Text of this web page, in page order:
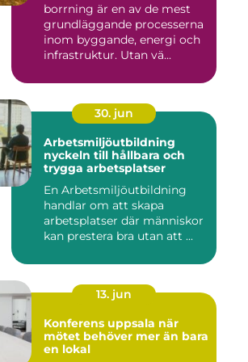
borrning är en av de mest
grundläggande processerna
inom byggande, energi och
infrastruktur. Utan vä...
30. jun
Arbetsmiljöutbildning
nyckeln till hållbara och
trygga arbetsplatser
En Arbetsmiljöutbildning
handlar om att skapa
arbetsplatser där människor
kan prestera bra utan att ...
13. jun
Konferens uppsala när
mötet behöver mer än bara
en lokal